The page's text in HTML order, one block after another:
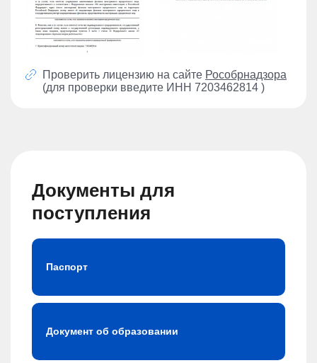
Проверить лицензию на сайте Рособрнадзора
(для проверки введите ИНН 7203462814 )
Документы для
поступления
Паспорт
Документ об образовании